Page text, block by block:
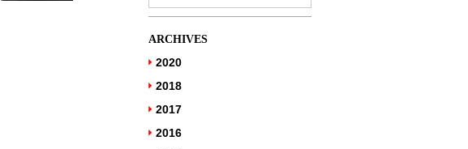
ARCHIVES
2020
2018
2017
2016